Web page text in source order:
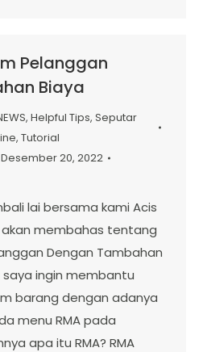
Pelanggan
Biaya
, Helpful Tips, Seputar
, Tutorial
Desember 20, 2022
lai bersama kami Acis
akan membahas tentang
Dengan Tambahan
saya ingin membantu
barang dengan adanya
menu RMA pada
apa itu RMA? RMA